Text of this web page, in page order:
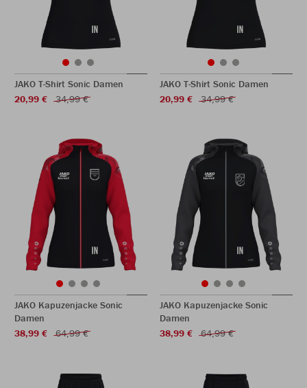
JAKO T-Shirt Sonic Damen
20,99 €
34,99 €
JAKO T-Shirt Sonic Damen
20,99 €
34,99 €
JAKO Kapuzenjacke Sonic
Damen
38,99 €
64,99 €
JAKO Kapuzenjacke Sonic
Damen
38,99 €
64,99 €